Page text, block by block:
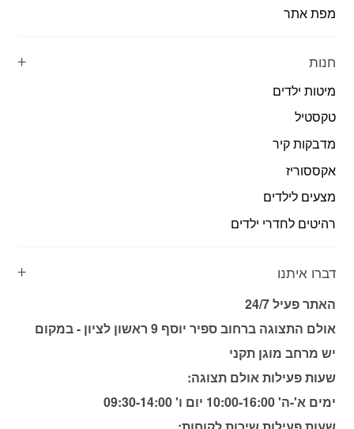
מפת אתר
חנות
מיטות ילדים
טקסטיל
מדבקות קיר
אקססוריז
מצעים לילדים
רהיטים לחדרי ילדים
דברו איתנו
האתר פעיל 24/7
אולם התצוגה ברחוב ספיר יוסף 9 ראשון לציון - במקום
יש מרחב מוגן תקני
שעות פעילות אולם תצוגה:
ימים א'-ה' 10:00-16:00 יום ו' 09:30-14:00